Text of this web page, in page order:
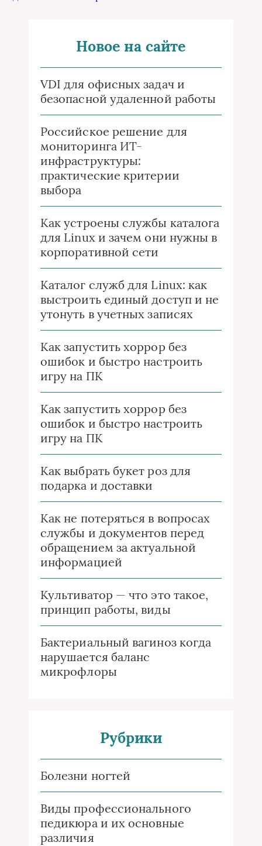
Новое на сайте
VDI для офисных задач и
безопасной удаленной работы
Российское решение для
мониторинга ИТ-
инфраструктуры:
практические критерии
выбора
Как устроены службы каталога
для Linux и зачем они нужны в
корпоративной сети
Каталог служб для Linux: как
выстроить единый доступ и не
утонуть в учетных записях
Как запустить хоррор без
ошибок и быстро настроить
игру на ПК
Как запустить хоррор без
ошибок и быстро настроить
игру на ПК
Как выбрать букет роз для
подарка и доставки
Как не потеряться в вопросах
службы и документов перед
обращением за актуальной
информацией
Культиватор — что это такое,
принцип работы, виды
Бактериальный вагиноз когда
нарушается баланс
микрофлоры
Рубрики
Болезни ногтей
Виды профессионального
педикюра и их основные
различия